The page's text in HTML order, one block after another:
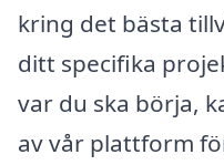
kring det bästa
ditt specifika
var du ska börja,
av vår plattform